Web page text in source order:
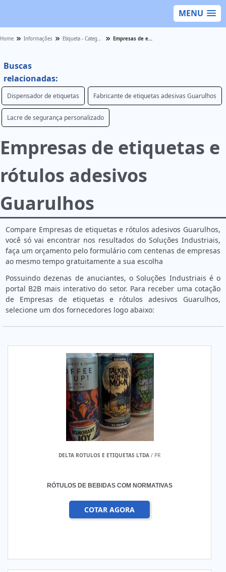
MENU
Home Informações Etiqueta - Categoria Empresas de etiquetas e rótulos adesivos Guarulhos
Buscas
relacionadas:
Dispensador de etiquetas Fabricante de etiquetas adesivas Guarulhos
Lacre de segurança personalizado
Empresas de etiquetas e
rótulos adesivos
Guarulhos
Compare Empresas de etiquetas e rótulos adesivos Guarulhos,
você só vai encontrar nos resultados do Soluções Industriais,
faça um orçamento pelo formulário com centenas de empresas
ao mesmo tempo gratuitamente a sua escolha
Possuindo dezenas de anuciantes, o Soluções Industriais é o
portal B2B mais interativo do setor. Para receber uma cotação
de Empresas de etiquetas e rótulos adesivos Guarulhos,
selecione um dos fornecedores logo abaixo:
DELTA ROTULOS E ETIQUETAS LTDA / PR
RÓTULOS DE BEBIDAS COM NORMATIVAS
COTAR AGORA